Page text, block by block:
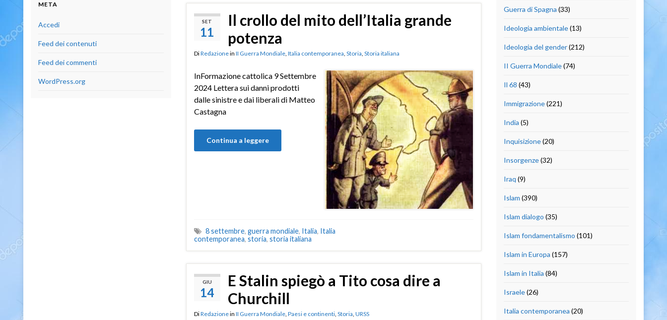
SET
11
Il crollo del mito dell’Italia grande
potenza
DiRedazionein II Guerra Mondiale, Italia contemporanea, Storia, Storia italiana
InFormazione cattolica 9 Settembre
2024 Lettera sui danni prodotti
dalle sinistre e dai liberali di Matteo
Castagna
Continua a leggere
8 settembre, guerra mondiale, Italia, Italia
contemporanea, storia, storia italiana
GIU
14
E Stalin spiegò a Tito cosa dire a
Churchill
DiRedazionein II Guerra Mondiale, Paesi e continenti, Storia URSS
META
Accedi
Feed dei contenuti
Feed dei commenti
WordPress.org
Guerra di Spagna (33)
Ideologia ambientale(13)
Ideologia del gender(212)
II Guerra Mondiale(74)
Il 68 (43)
Immigrazione(221)
India (5)
Inquisizione(20)
Insorgenze(32)
Iraq (9)
Islam (390)
Islam dialogo (35)
Islam fondamentalismo (101)
Islam in Europa (157)
Islam in Italia (84)
Israele(26)
Italia contemporanea (20)